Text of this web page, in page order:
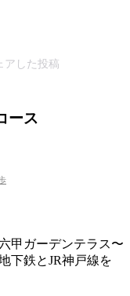
アした投稿
ース
甲ガーデンテラス〜
下鉄とJR神戸線を